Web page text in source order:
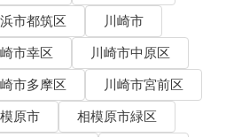
市都筑区
川崎市
市幸区
川崎市中原区
市多摩区
川崎市宮前区
原市
相模原市緑区